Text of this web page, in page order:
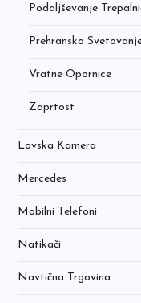
Podaljševanje
Prehransko
Vratne Opornice
Zaprtost
Lovska Kamera
Mercedes
Mobilni Telefoni
Natikači
Navtična Trgovina